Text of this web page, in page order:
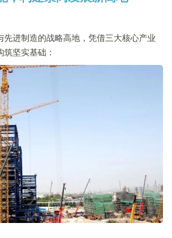
先进制造的战略高地，凭借三大核心产业
坚实基础：